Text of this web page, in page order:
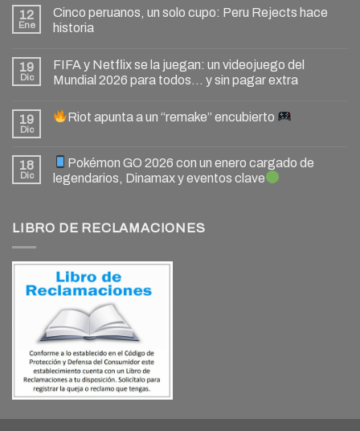
12
Ene
Cinco peruanos, un solo cupo: Peru Rejects hace
historia
19
Dic
FIFA y Netflix se la juegan: un videojuego del
Mundial 2026 para todos… y sin pagar extra
19
Dic
Riot apunta a un “remake” encubierto
18
Dic
Pokémon GO 2026 con un enero cargado de
legendarios, Dinamax y eventos clave
LIBRO DE RECLAMACIONES